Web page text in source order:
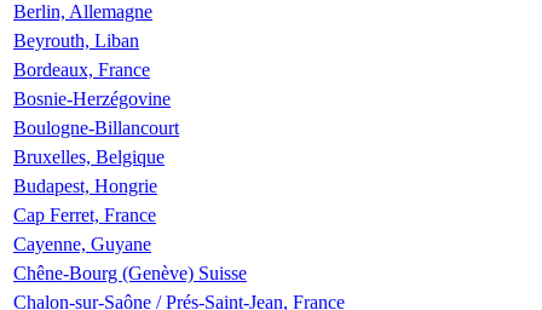
Berlin, Allemagne
Beyrouth, Liban
Bordeaux, France
Bosnie-Herzégovine
Boulogne-Billancourt
Bruxelles, Belgique
Budapest, Hongrie
Cap Ferret, France
Cayenne, Guyane
Chêne-Bourg (Genève) Suisse
Chalon-sur-Saône / Prés-Saint-Jean, France